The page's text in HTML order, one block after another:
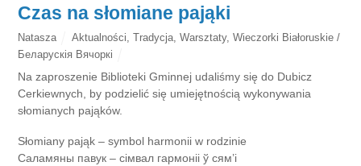
Czas na słomiane pająki
Natasza Aktualności Tradycja Warsztaty, Wieczorki Białoruskie /
Беларускія Вячоркі
Na zaproszenie Biblioteki Gminnej udaliśmy się do Dubicz
Cerkiewnych, by podzielić się umiejętnością wykonywania
słomianych pająków.
Słomiany pająk – symbol harmonii w rodzinie
Саламяны павук – сімвал гармоніі ў сям’і